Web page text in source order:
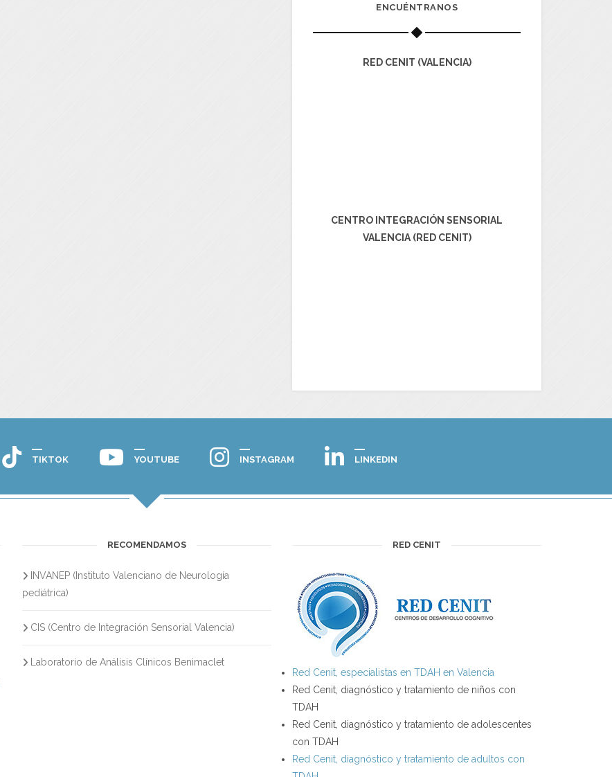
ENCUÉNTRANOS
RED CENIT (VALENCIA)
CENTRO INTEGRACIÓN SENSORIAL
VALENCIA (RED CENIT)
TIKTOK YOUTUBE INSTAGRAM LINKEDIN
RECOMENDAMOS
INVANEP (Instituto Valenciano de Neurología
pediátrica)
CIS (Centro de Integración Sensorial Valencia)
Laboratorio de Análisis Clínicos Benimaclet
RED CENIT
Red Cenit, especialistas en TDAH en Valencia
Red Cenit, diagnóstico y tratamiento de niños con
TDAH
Red Cenit, diagnóstico y tratamiento de adolescentes
con TDAH
Red Cenit, diagnóstico y tratamiento de adultos con